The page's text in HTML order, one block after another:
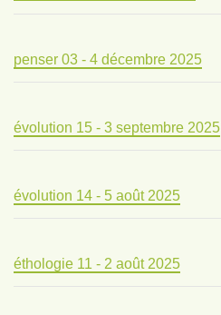
penser 03 - 4 décembre 2025
évolution 15 - 3 septembre 2025
évolution 14 - 5 août 2025
éthologie 11 - 2 août 2025